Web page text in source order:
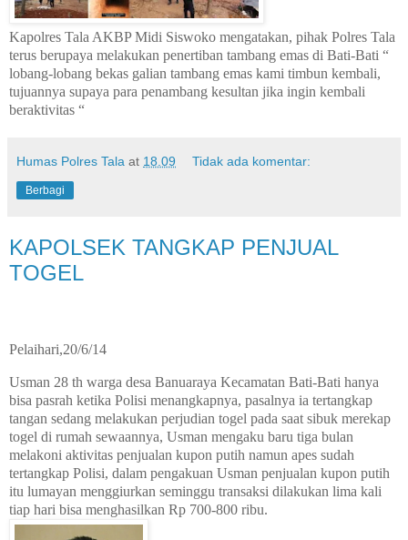
Kapolres Tala AKBP Midi Siswoko mengatakan, pihak Polres Tala
terus berupaya melakukan penertiban tambang emas di Bati-Bati “
lobang-lobang bekas galian tambang emas kami timbun kembali,
tujuannya supaya para penambang kesultan jika ingin kembali
beraktivitas “
Humas Polres Tala at 18.09 Tidak ada komentar:
Berbagi
KAPOLSEK TANGKAP PENJUAL
TOGEL
Pelaihari,20/6/14
Usman 28 th warga desa Banuaraya Kecamatan Bati-Bati hanya
bisa pasrah ketika Polisi menangkapnya, pasalnya ia tertangkap
tangan sedang melakukan perjudian togel pada saat sibuk merekap
togel di rumah sewaannya, Usman mengaku baru tiga bulan
melakoni aktivitas penjualan kupon putih namun apes sudah
tertangkap Polisi, dalam pengakuan Usman penjualan kupon putih
itu lumayan menggiurkan seminggu transaksi dilakukan lima kali
tiap hari bisa menghasilkan Rp 700-800 ribu.